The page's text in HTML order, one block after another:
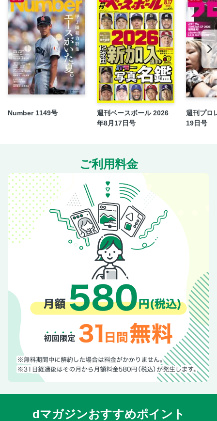
スペイン編
イングランド編
イタリア編
ポルトガル編
オランダ／ベルギー編
ウルグアイ／セルビア編
WSD編集部員が選出 中小国のスーパーレジェンド
選手たちのSNS投稿を紹介 フットボーラ―の「実はこんな
ことやってます」
The JOURNALISTIC「各国記者が世界を斬る」
アルゼンチン
東欧
世界のニュースランキングTOP10
バックナンバー＆次号予告
Number 1149号
週刊ベースボール 2026
年8月17日号
週刊プロ
19日号
ご利用料金
dマガジンおすすめポイント